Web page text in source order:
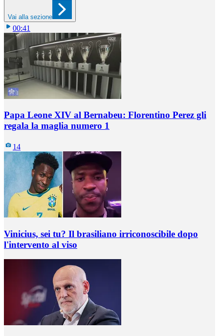
Vai alla sezione
00:41
Papa Leone XIV al Bernabeu: Florentino Perez gli
regala la maglia numero 1
14
Vinicius, sei tu? Il brasiliano irriconoscibile dopo
l'intervento al viso